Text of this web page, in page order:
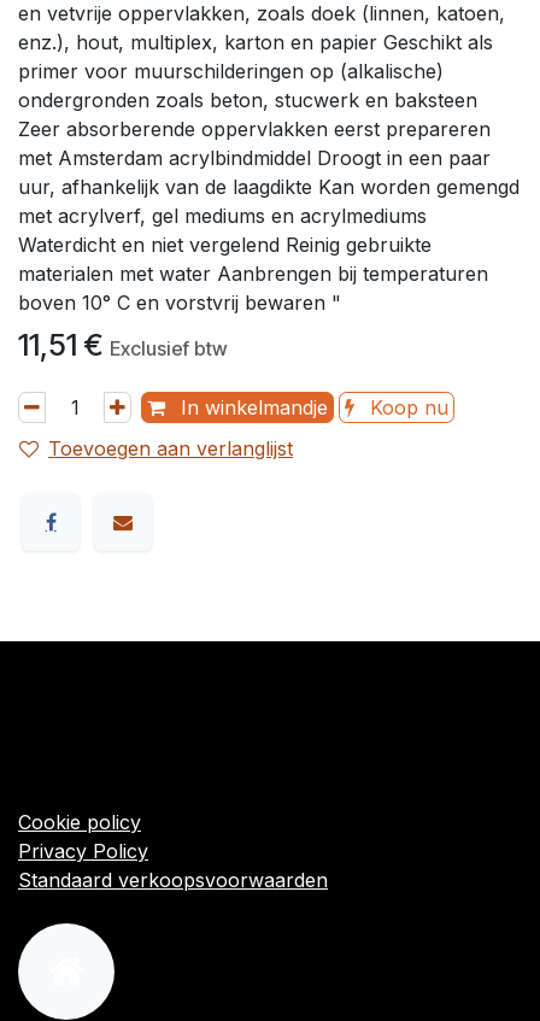
en vetvrije oppervlakken, zoals doek (linnen, katoen,
enz.), hout, multiplex, karton en papier Geschikt als
primer voor muurschilderingen op (alkalische)
ondergronden zoals beton, stucwerk en baksteen
Zeer absorberende oppervlakken eerst prepareren
met Amsterdam acrylbindmiddel Droogt in een paar
uur, afhankelijk van de laagdikte Kan worden gemengd
met acrylverf, gel mediums en acrylmediums
Waterdicht en niet vergelend Reinig gebruikte
materialen met water Aanbrengen bij temperaturen
boven 10° C en vorstvrij bewaren "
11,51 € Exclusief btw
In winkelmandje
Koop nu
Toevoegen aan verlanglijst
Cookie policy
Privacy Policy
Standaard verkoopsvoorwaarden